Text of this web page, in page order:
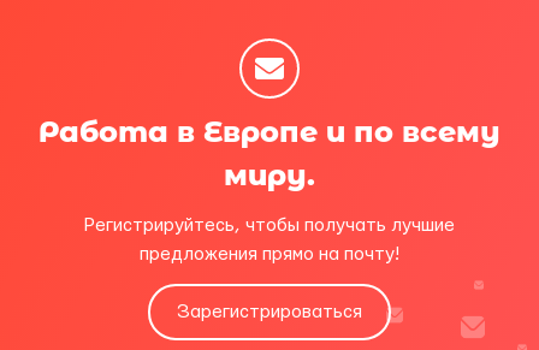
Работа в Европе и по всему
миру.
Регистрируйтесь, чтобы получать лучшие
предложения прямо на почту!
Зарегистрироваться